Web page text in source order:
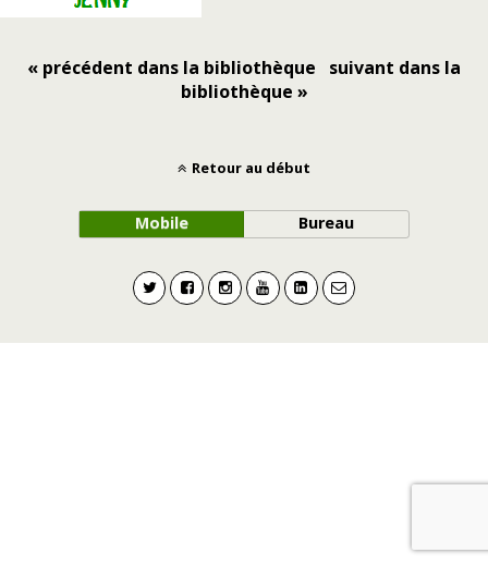
« précédent dans la bibliothèque
suivant dans la
bibliothèque »
Retour au début
Mobile Bureau